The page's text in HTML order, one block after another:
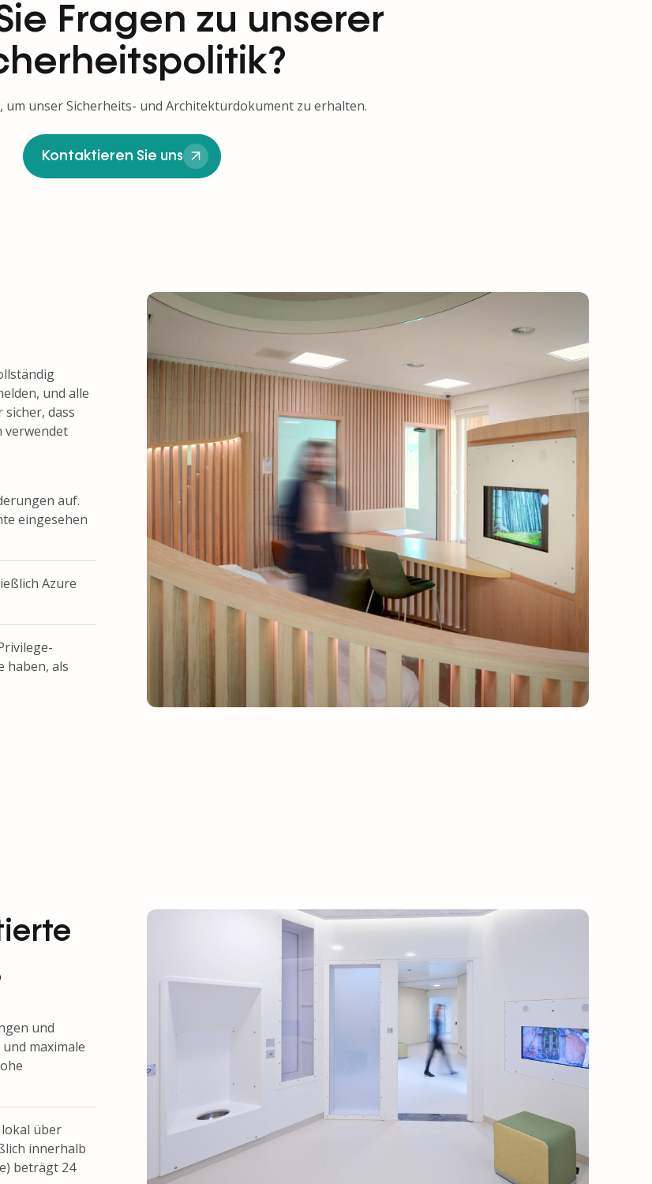
Fragen zu unserer
um unser Sicherheits- und Architekturdokument zu erhalten.
Kontaktieren Sie uns
und alle
dass
verwendet
auf.
eingesehen
Azure
haben, als
und
maximale
über
innerhalb
beträgt 24